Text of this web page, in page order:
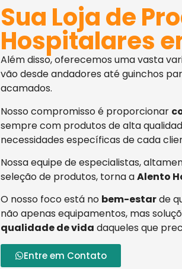
Sua Loja de
Hospitalares
Além disso, oferecemos uma vasta
vão desde andadores até guinchos
acamados.
Nosso compromisso é proporcionar
sempre com produtos de alta
necessidades específicas de cada
Nossa equipe de especialistas,
seleção de produtos, torna aAlento
O nosso foco está no bem-estarde
não apenas equipamentos, mas
qualidade de vida daqueles que
Entre em Contato